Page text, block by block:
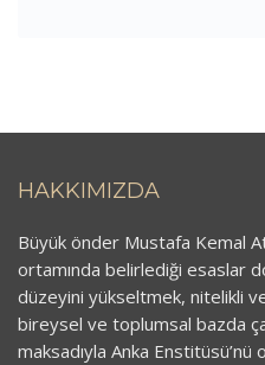
HAKKIMIZDA
Büyük önder Mustafa Kemal
ortamında belirlediği esaslar
düzeyini yükseltmek, nitelikli
bireysel ve toplumsal bazda
maksadıyla Anka Enstitüsü’nü